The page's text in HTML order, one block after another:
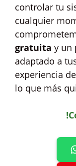
controlar tu
cualquier
gratuita y un
adaptado a
experiencia
lo que más